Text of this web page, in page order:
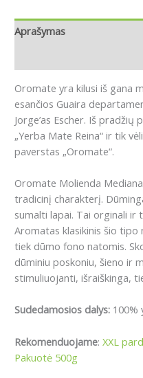
Aprašymas
Oromate yra kilusi iš gana
esančios Guaira
Jorge’as Escher. Iš
„Yerba Mate Reina“ ir tik
paverstas „Oromate“.
Oromate Molienda
tradicinį charakterį. D
sumalti lapai. Tai orginali ir
Aromatas klasikinis šio tipo
tiek dūmo fono natomis.
dūminiu poskoniu, šieno ir
stimuliuojanti, išraiškinga,
Sudedamosios dalys: 100%
Rekomenduojame: XXL
Pakuotė 500g